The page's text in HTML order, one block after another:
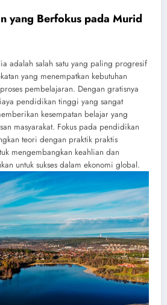
yang Berfokus pada Murid
adalah salah satu yang paling progresif
yang menempatkan kebutuhan
pembelajaran. Dengan gratisnya
pendidikan tinggi yang sangat
kesempatan belajar yang
masyarakat. Fokus pada pendidikan
teori dengan praktik praktis
mengembangkan keahlian dan
untuk sukses dalam ekonomi global.